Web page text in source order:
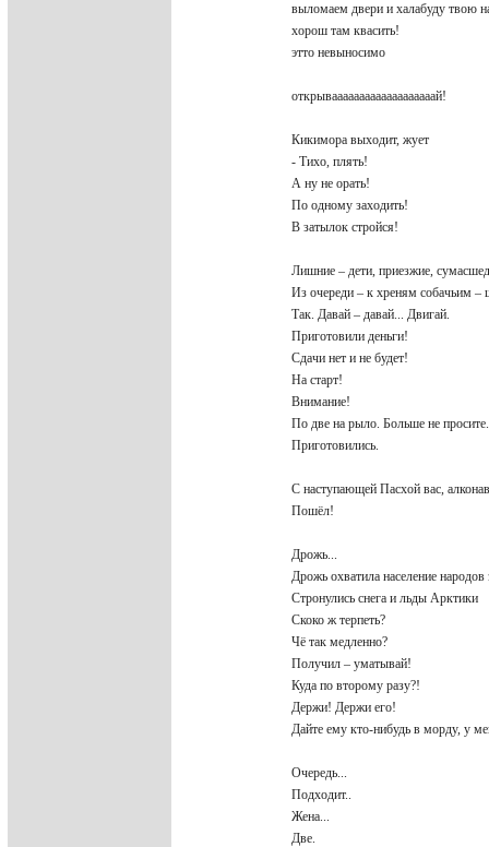
выломаем двери и халабуду твою
хорош там квасить!
этто невыносимо
открывааааааааааааааааааай!
Кикимора выходит, жует
- Тихо, плять!
А ну не орать!
По одному заходить!
В затылок стройся!
Лишние – дети, приезжие,
Из очереди – к хреням собачьим
Так. Давай – давай... Двигай.
Приготовили деньги!
Сдачи нет и не будет!
На старт!
Внимание!
По две на рыло. Больше не
Приготовились.
С наступающей Пасхой вас,
Пошёл!
Дрожь...
Дрожь охватила население
Стронулись снега и льды Арктики
Скоко ж терпеть?
Чё так медленно?
Получил – уматывай!
Куда по второму разу?!
Держи! Держи его!
Дайте ему кто-нибудь в морду, у
Очередь...
Подходит..
Жена...
Две.